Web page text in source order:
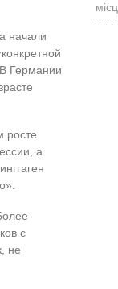
начали
Германии
росте
а
с
не